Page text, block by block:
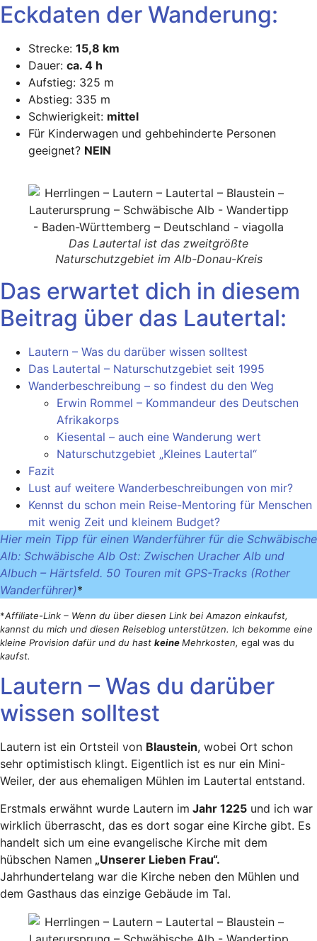
Eckdaten der Wanderung:
Strecke: 15,8 km
Dauer: ca. 4 h
Aufstieg: 325 m
Abstieg: 335 m
Schwierigkeit: mittel
Für Kinderwagen und gehbehinderte Personen
geeignet? NEIN
Das Lautertal ist das zweitgrößte
Naturschutzgebiet im Alb-Donau-Kreis
Das erwartet dich in diesem
Beitrag über das Lautertal:
Lautern – Was du darüber wissen solltest
Das Lautertal – Naturschutzgebiet seit 1995
Wanderbeschreibung – so findest du den Weg
Erwin Rommel – Kommandeur des Deutschen
Afrikakorps
Kiesental – auch eine Wanderung wert
Naturschutzgebiet „Kleines Lautertal“
Fazit
Lust auf weitere Wanderbeschreibungen von mir?
Kennst du schon mein Reise-Mentoring für Menschen
mit wenig Zeit und kleinem Budget?
Hier mein Tipp für einen Wanderführer für die Schwäbische
Alb: Schwäbische Alb Ost: Zwischen Uracher Alb und
Albuch – Härtsfeld. 50 Touren mit GPS-Tracks (Rother
Wanderführer)*
*Affiliate-Link – Wenn du über diesen Link bei Amazon einkaufst,
kannst du mich und diesen Reiseblog unterstützen. Ich bekomme eine
kleine Provision dafür und du hast keineMehrkosten, egal was du
kaufst.
Lautern – Was du darüber
wissen solltest
Lautern ist ein Ortsteil von Blaustein, wobei Ort schon
sehr optimistisch klingt. Eigentlich ist es nur ein Mini-
Weiler, der aus ehemaligen Mühlen im Lautertal entstand.
Erstmals erwähnt wurde Lautern im Jahr 1225 und ich war
wirklich überrascht, das es dort sogar eine Kirche gibt. Es
handelt sich um eine evangelische Kirche mit dem
hübschen Namen „Unserer Lieben Frau“.
Jahrhundertelang war die Kirche neben den Mühlen und
dem Gasthaus das einzige Gebäude im Tal.